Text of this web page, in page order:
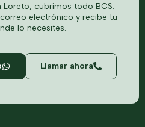
Loreto, cubrimos todo BCS.
electrónico y recibe tu
lo necesites.
Llamar ahora